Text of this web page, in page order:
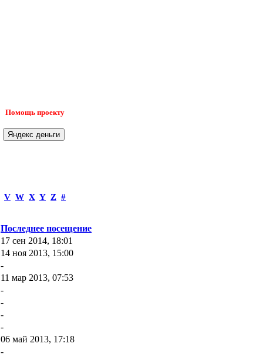
Помощь проекту
V W X Y Z #
Последнее посещение
17 сен 2014, 18:01
14 ноя 2013, 15:00
-
11 мар 2013, 07:53
-
-
-
-
06 май 2013, 17:18
-